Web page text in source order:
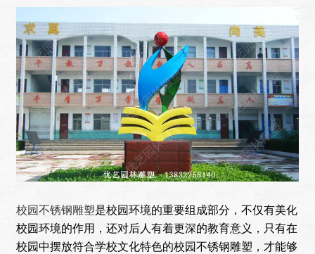
校园不锈钢雕塑是校园环境的重要组成部分，不仅有美化
校园环境的作用，还对后人有着更深的教育意义，只有在
校园中摆放符合学校文化特色的校园不锈钢雕塑，才能够